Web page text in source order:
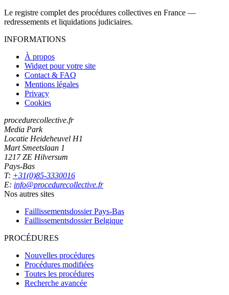
Le registre complet des procédures collectives en France —
redressements et liquidations judiciaires.
INFORMATIONS
À propos
Widget pour votre site
Contact & FAQ
Mentions légales
Privacy
Cookies
procedurecollective.fr
Media Park
Locatie Heideheuvel H1
Mart Smeetslaan 1
1217 ZE Hilversum
Pays-Bas
T: +31(0)85-3330016
E: info@procedurecollective.fr
Nos autres sites
Faillissementsdossier Pays-Bas
Faillissementsdossier Belgique
PROCÉDURES
Nouvelles procédures
Procédures modifiées
Toutes les procédures
Recherche avancée